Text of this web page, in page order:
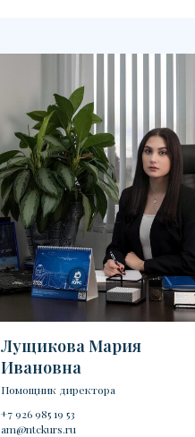
Лущикова Мария
Ивановна
Помощник директора
+7 926 985 19 53
am@ntckurs.ru